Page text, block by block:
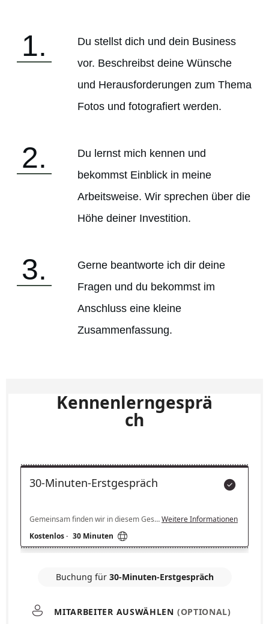
1.
Du stellst dich und dein Business
vor. Beschreibst deine Wünsche
und Herausforderungen zum Thema
Fotos und fotografiert werden.
2.
Du lernst mich kennen und
bekommst Einblick in meine
Arbeitsweise. Wir sprechen über die
Höhe deiner Investition.
3.
Gerne beantworte ich dir deine
Fragen und du bekommst im
Anschluss eine kleine
Zusammenfassung.